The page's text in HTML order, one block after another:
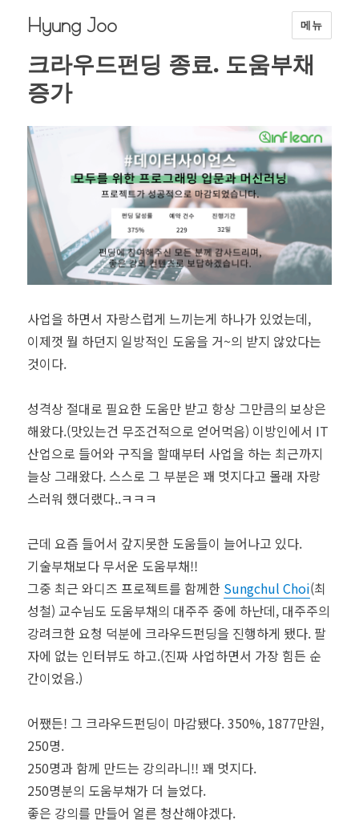
Hyung Joo 메뉴
크라우드펀딩 종료. 도움부채
증가
사업을 하면서 자랑스럽게 느끼는게 하나가 있었는데,
이제껏 뭘 하던지 일방적인 도움을 거~의 받지 않았다는
것이다.
성격상 절대로 필요한 도움만 받고 항상 그만큼의 보상은
해왔다.(맛있는건 무조건적으로 얻어먹음) 이방인에서 IT
산업으로 들어와 구직을 할때부터 사업을 하는 최근까지
늘상 그래왔다. 스스로 그 부분은 꽤 멋지다고 몰래 자랑
스러워 했더랬다..ㅋㅋㅋ
근데 요즘 들어서 갚지못한 도움들이 늘어나고 있다.
기술부채보다 무서운 도움부채!!
그중 최근 와디즈 프로젝트를 함께한 Sungchul Choi(최
성철) 교수님도 도움부채의 대주주 중에 하난데, 대주주의
강려크한 요청 덕분에 크라우드펀딩을 진행하게 됐다. 팔
자에 없는 인터뷰도 하고.(진짜 사업하면서 가장 힘든 순
간이었음.)
어쨌든! 그 크라우드펀딩이 마감됐다. 350%, 1877만원,
250명.
250명과 함께 만드는 강의라니!! 꽤 멋지다.
250명분의 도움부채가 더 늘었다.
좋은 강의를 만들어 얼른 청산해야겠다.